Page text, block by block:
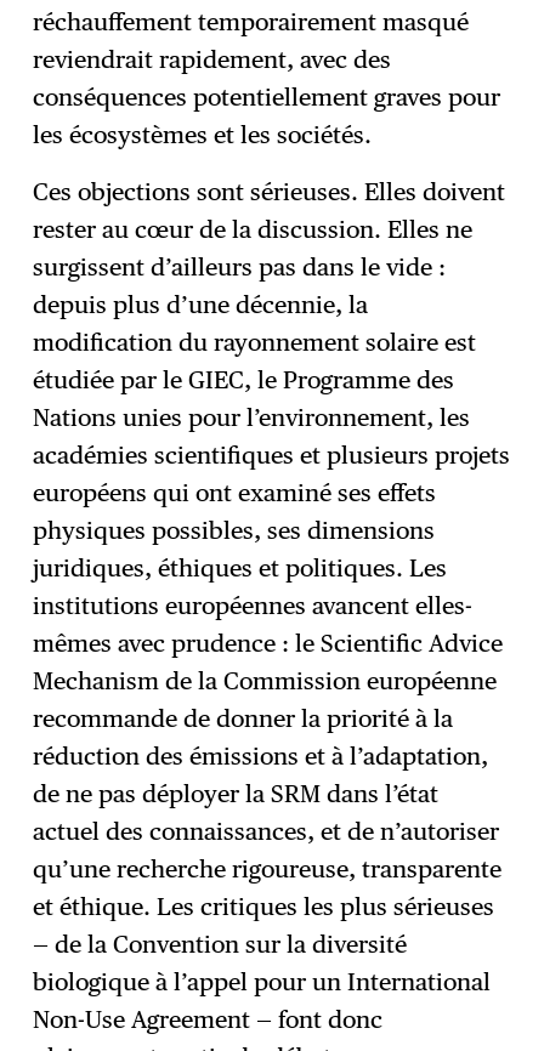
réchauffement temporairement masqué
reviendrait rapidement, avec des
conséquences potentiellement graves pour
les écosystèmes et les sociétés.
Ces objections sont sérieuses. Elles doivent
rester au cœur de la discussion. Elles ne
surgissent d’ailleurs pas dans le vide :
depuis plus d’une décennie, la
modification du rayonnement solaire est
étudiée par le GIEC, le Programme des
Nations unies pour l’environnement, les
académies scientifiques et plusieurs projets
européens qui ont examiné ses effets
physiques possibles, ses dimensions
juridiques, éthiques et politiques. Les
institutions européennes avancent elles-
mêmes avec prudence : le Scientific Advice
Mechanism de la Commission européenne
recommande de donner la priorité à la
réduction des émissions et à l’adaptation,
de ne pas déployer la SRM dans l’état
actuel des connaissances, et de n’autoriser
qu’une recherche rigoureuse, transparente
et éthique. Les critiques les plus sérieuses
— de la Convention sur la diversité
biologique à l’appel pour un International
Non-Use Agreement — font donc